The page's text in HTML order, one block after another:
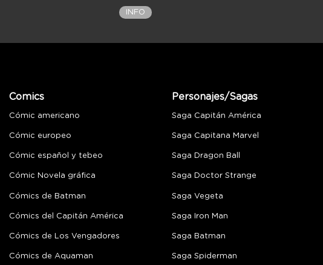
INFO
Comics
Cómic americano
Cómic europeo
Cómic español y tebeo
Cómic Novela gráfica
Cómics de Batman
Cómics del Capitán América
Cómics de Los Vengadores
Cómics de Aquaman
Personajes/Sagas
Saga Capitán América
Saga Capitana Marvel
Saga Dragon Ball
Saga Doctor Strange
Saga Vegeta
Saga Iron Man
Saga Batman
Saga Spiderman